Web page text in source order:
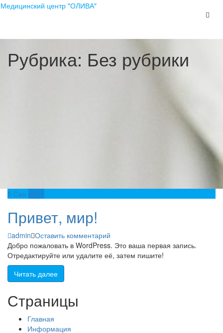
Перейти
Медицинский центр "ОЛИВА"
Рубрика: Без рубрики
5 Сен 2017
Привет, мир!
admin Оставить комментарий
Добро пожаловать в WordPress. Это ваша первая запись.
Отредактируйте или удалите её, затем пишите!
Читать далее
Страницы
Главная
Информация